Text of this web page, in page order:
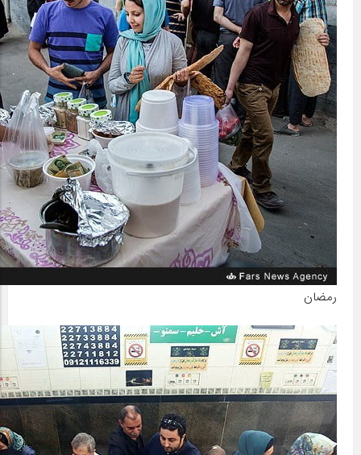
رمضان